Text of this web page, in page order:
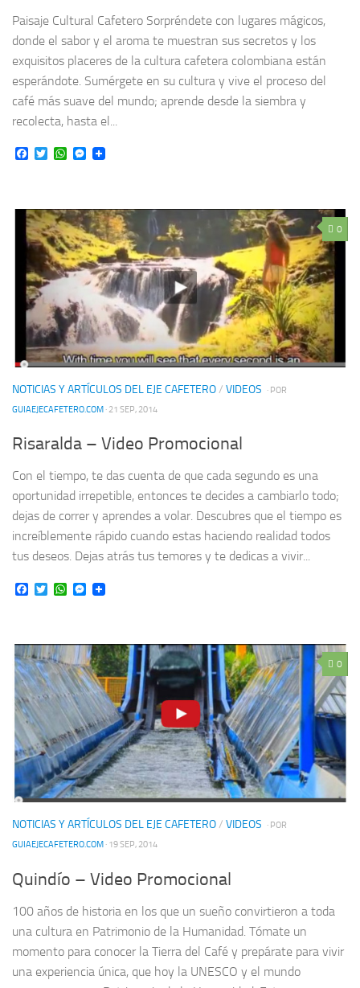
Paisaje Cultural Cafetero Sorpréndete con lugares mágicos,
donde el sabor y el aroma te muestran sus secretos y los
exquisitos placeres de la cultura cafetera colombiana están
esperándote. Sumérgete en su cultura y vive el proceso del
café más suave del mundo; aprende desde la siembra y
recolecta, hasta el...
Facebook
TwitterWhatsApp
Messenger
0
NOTICIAS Y ARTÍCULOS DEL EJE CAFETERO/ VIDEOS · POR
GUIAEJECAFETERO.COM · 21 SEP, 2014
Risaralda – Video Promocional
Con el tiempo, te das cuenta de que cada segundo es una
oportunidad irrepetible, entonces te decides a cambiarlo todo;
dejas de correr y aprendes a volar. Descubres que el tiempo es
increíblemente rápido cuando estas haciendo realidad todos
tus deseos. Dejas atrás tus temores y te dedicas a vivir...
Facebook
TwitterWhatsApp
Messenger
0
NOTICIAS Y ARTÍCULOS DEL EJE CAFETERO/ VIDEOS · POR
GUIAEJECAFETERO.COM · 19 SEP, 2014
Quindío – Video Promocional
100 años de historia en los que un sueño convirtieron a toda
una cultura en Patrimonio de la Humanidad. Tómate un
momento para conocer la Tierra del Café y prepárate para vivir
una experiencia única, que hoy la UNESCO y el mundo